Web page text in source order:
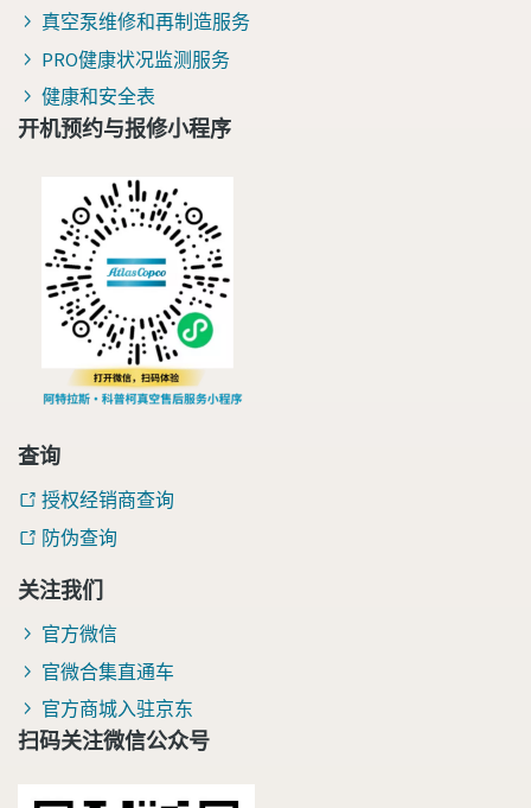
真空泵维修和再制造服务
PRO健康状况监测服务
健康和安全表
开机预约与报修小程序
查询
授权经销商查询
防伪查询
关注我们
官方微信
官微合集直通车
官方商城入驻京东
扫码关注微信公众号